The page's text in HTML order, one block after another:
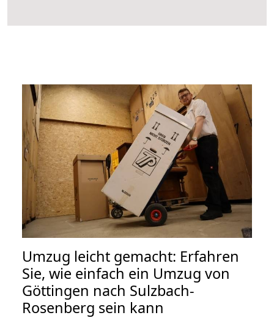
Umzug leicht gemacht: Erfahren
Sie, wie einfach ein Umzug von
Göttingen nach Sulzbach-
Rosenberg sein kann